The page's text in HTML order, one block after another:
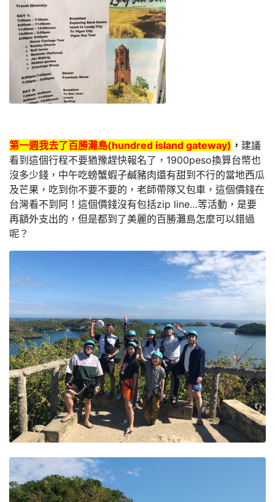
第一週我去了百勝灘島(hundred island gateway) ， 建議
看到這個行程不要猶豫趕快報名了，1900peso換算台幣也
沒多少錢，中午吃螃蟹蝦子鹹豬肉還有甜到不行的當地西瓜
及芒果，吃到你不要不要的，老師帶隊又包車，這個價錢在
台灣看不到阿！這個價錢沒有包括zip line…等活動，是要
再額外支出的，但是都到了美麗的百勝灘島怎麼可以錯過
呢？